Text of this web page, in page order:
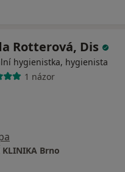
Rotterová, Dis
hygienistka, hygienista
1 názor
KLINIKA Brno